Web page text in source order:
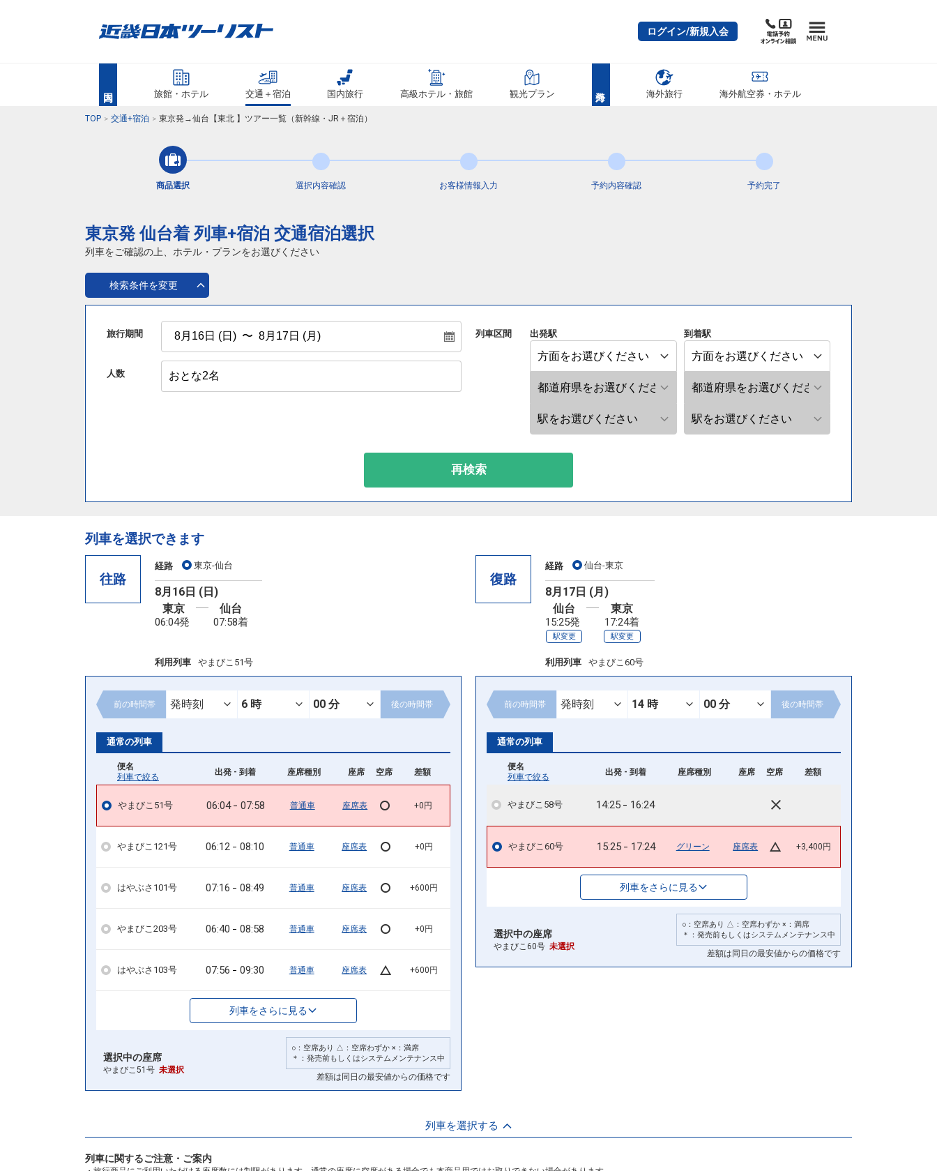
ログイン/新規入会
旅館・ホテル 交通＋宿泊 国内旅行 高級ホテル・旅館 観光プラン 海外旅行 海外航空券・ホテル
TOP 交通+宿泊 東京発→仙台【東北 】ツアー一覧（新幹線・JR＋宿泊）
商品選択 選択内容確認 お客様情報 入力 予約内容確認 予約完了
東京発 仙台着 列車+宿泊 交通宿泊選択
列車をご確認の上、ホテル・プランをお選びください
検索条件を変更
旅行期間
人数
列車区間 出発駅 到着駅
再検索
列車を選択できます
往路
経路 東京-仙台
8月16日 (日)
東京
06:04発
仙台
07:58着
利用列車 やまびこ51号
前の時間帯 後の時間帯
通常の列車
便名
列車で絞る
出発 - 到着 座席種別 座席 空席 差額
やまびこ51号 06:04 07:58 普通車 座席表 +0円
やまびこ121号 06:12 08:10 普通車 座席表 +0円
はやぶさ101号 07:16 08:49 普通車 座席表 +600円
やまびこ203号 06:40 08:58 普通車 座席表 +0円
はやぶさ103号 07:56 09:30 普通車 座席表 +600円
列車をさらに見る
○：空席あり △：空席わずか ×：満席
＊：発売前もしくはシステムメンテナンス中
差額は同日の最安値からの価格です
選択中の座席
やまびこ51号 未選択
復路
経路 仙台-東京
8月17日 (月)
仙台
15:25発
駅変更
東京
17:24着
駅変更
利用列車 やまびこ60号
前の時間帯 後の時間帯
通常の列車
便名
列車で絞る
出発 - 到着 座席種別 座席 空席 差額
やまびこ58号 14:25 16:24
やまびこ60号 15:25 17:24 グリーン 座席表 +3,400円
列車をさらに見る
○：空席あり △：空席わずか ×：満席
＊：発売前もしくはシステムメンテナンス中
差額は同日の最安値からの価格です
選択中の座席
やまびこ60号 未選択
列車を選択する
列車に関するご注意・ご案内